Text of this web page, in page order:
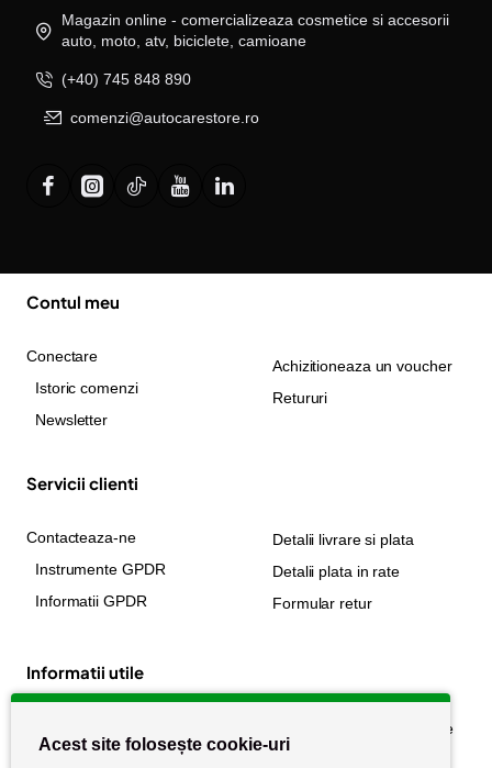
Magazin online - comercializeaza cosmetice si accesorii
auto, moto, atv, biciclete, camioane
(+40) 745 848 890
comenzi@autocarestore.ro
Contul meu
Conectare
Istoric comenzi
Newsletter
Achizitioneaza un voucher
Retururi
Servicii clienti
Contacteaza-ne
Instrumente GPDR
Informatii GPDR
Detalii livrare si plata
Detalii plata in rate
Formular retur
Informatii utile
Politica de confidențialitate
Acest site folosește cookie-uri